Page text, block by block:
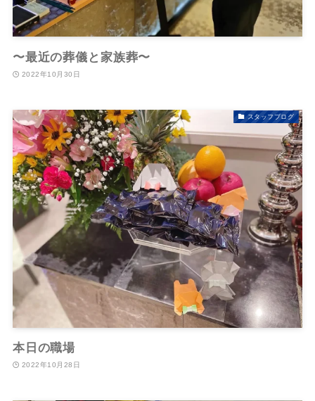
〜最近の葬儀と家族葬〜
2022年10月30日
スタッフブログ
本日の職場
2022年10月28日